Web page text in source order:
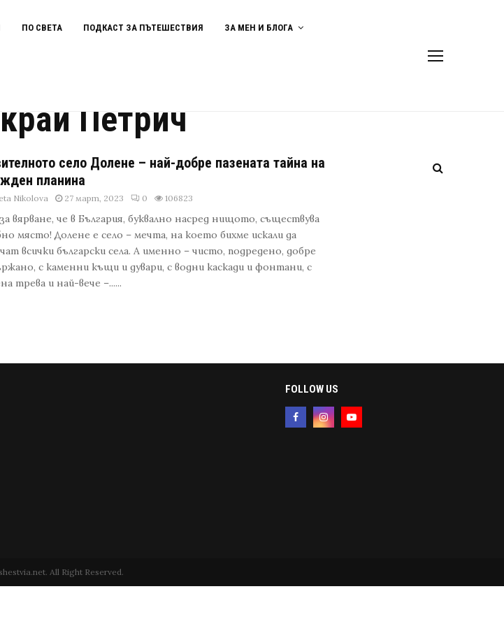
ПО СВЕТА ПОДКАСТ ЗА ПЪТЕШЕСТВИЯ ЗА МЕН И БЛОГА
Петрич
село Долене – най-добре пазената тайна на
планина
Nikolova 27 март, 2023 0 106823
вярване, че в България, буквално насред нищото, съществува
място! Долене е село – мечта, на което бихме искали да
всички български села. А именно – чисто, подредено, добре
с каменни къщи и дувари, с водни каскади и фонтани, с
трева и най-вече –......
FOLLOW US
All Right Reserved.